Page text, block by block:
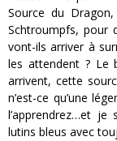
Source du
Schtroumpfs, pour
vont-ils arriver à
les attendent ? Le
arrivent, cette
n’est-ce qu’une
l’apprendrez…et
lutins bleus avec